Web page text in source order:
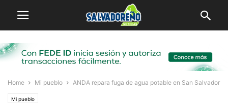
Home Mi pueblo ANDA repara fuga de agua potable en San Salvador
Mi pueblo